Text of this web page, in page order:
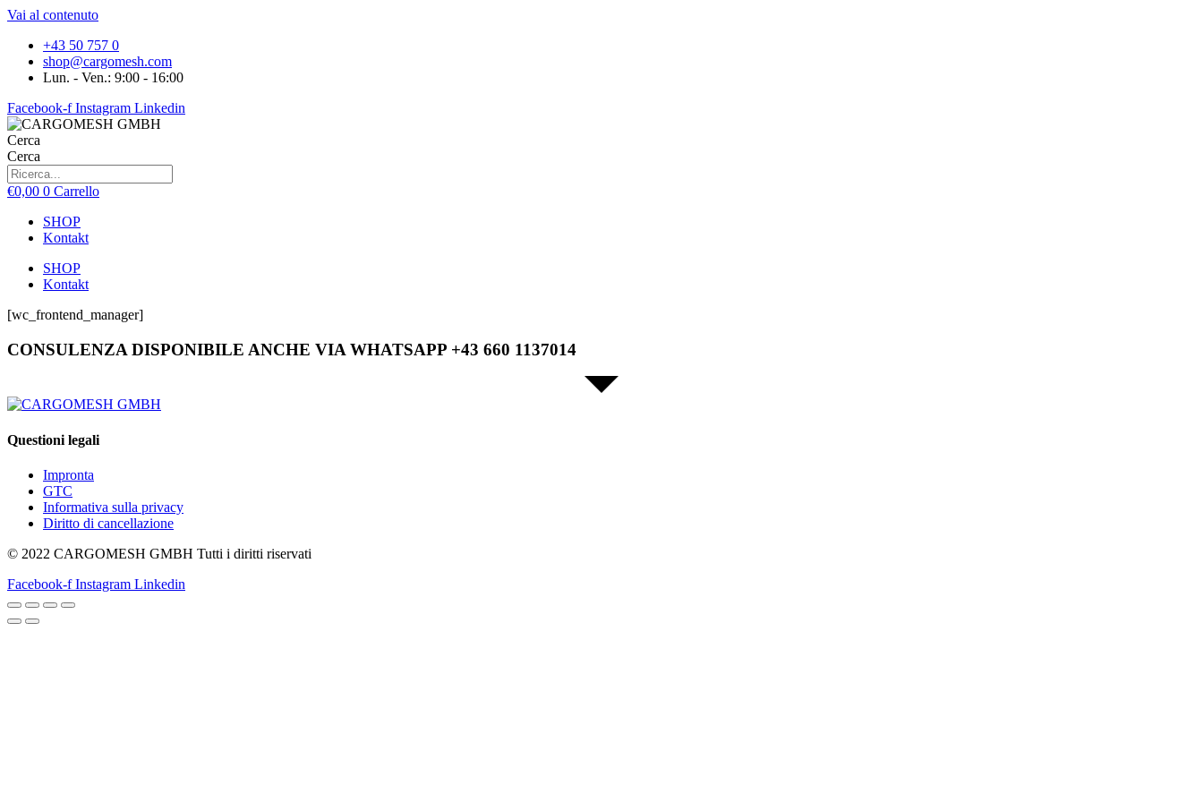
Vai al contenuto
+43 50 757 0
shop@cargomesh.com
Lun. - Ven.: 9:00 - 16:00
Facebook-f Instagram Linkedin
Cerca
Cerca
€0,00 0 Carrello
SHOP
Kontakt
SHOP
Kontakt
[wc_frontend_manager]
CONSULENZA DISPONIBILE ANCHE VIA WHATSAPP +43 660 1137014
Questioni legali
Impronta
GTC
Informativa sulla privacy
Diritto di cancellazione
© 2022 CARGOMESH GMBH Tutti i diritti riservati
Facebook-f Instagram Linkedin